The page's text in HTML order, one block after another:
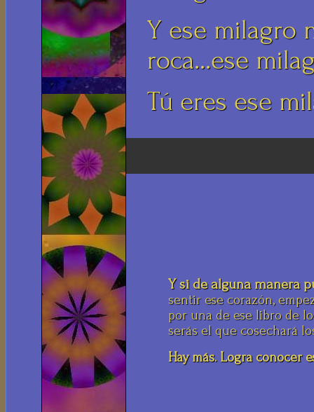
Y ese milagro
roca...ese
Tú eres ese
Y si de alguna manera
sentir ese corazón,
por una de ese libro de
serás el que cosechará
Hay más. Logra conocer